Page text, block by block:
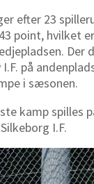
efter 23
point, hvilket
Der
på
i sæsonen.
kamp spilles
I.F.